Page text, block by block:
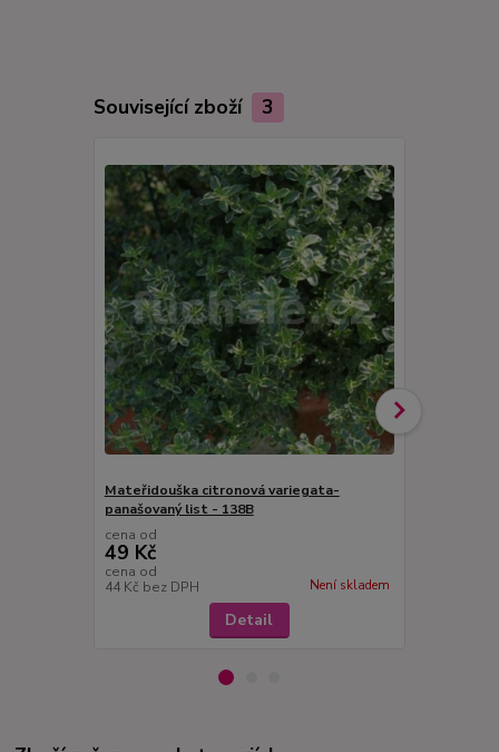
Související zboží 3
Mateřidouška citronová variegata-
panašovaný list - 138B
cena od
49 Kč
cena od
44 Kč bez DPH Není skladem
Detail